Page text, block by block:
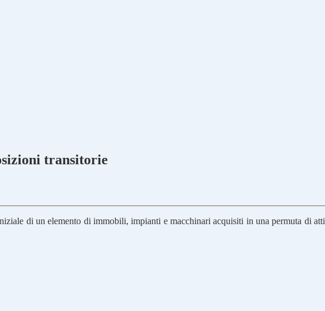
transitorie
di un elemento di immobili, impianti e macchinari acquisiti in una permuta di